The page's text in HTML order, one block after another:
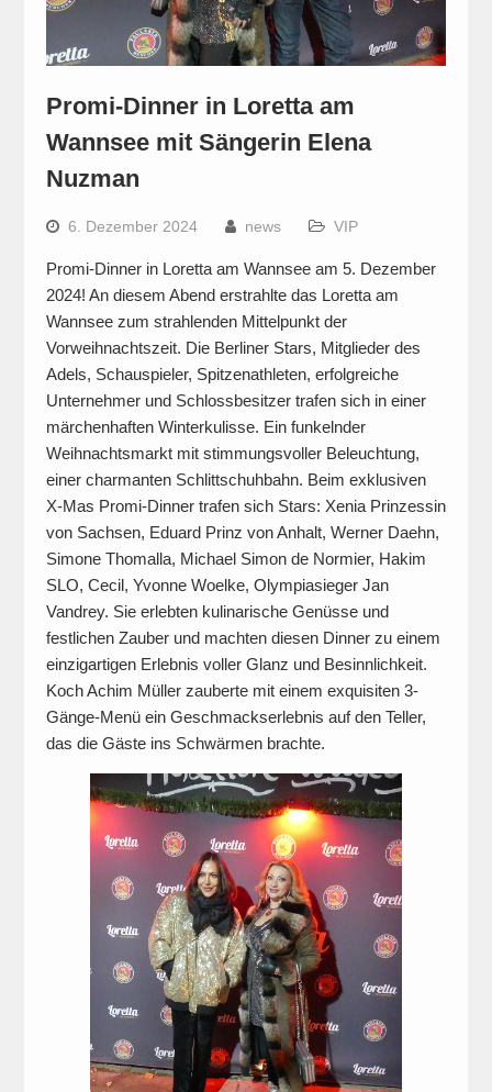
Promi-Dinner in Loretta am
Wannsee mit Sängerin Elena
Nuzman
6. Dezember 2024 news VIP
Promi-Dinner in Loretta am Wannsee am 5. Dezember
2024! An diesem Abend erstrahlte das Loretta am
Wannsee zum strahlenden Mittelpunkt der
Vorweihnachtszeit. Die Berliner Stars, Mitglieder des
Adels, Schauspieler, Spitzenathleten, erfolgreiche
Unternehmer und Schlossbesitzer trafen sich in einer
märchenhaften Winterkulisse. Ein funkelnder
Weihnachtsmarkt mit stimmungsvoller Beleuchtung,
einer charmanten Schlittschuhbahn. Beim exklusiven
X-Mas Promi-Dinner trafen sich Stars: Xenia Prinzessin
von Sachsen, Eduard Prinz von Anhalt, Werner Daehn,
Simone Thomalla, Michael Simon de Normier, Hakim
SLO, Cecil, Yvonne Woelke, Olympiasieger Jan
Vandrey. Sie erlebten kulinarische Genüsse und
festlichen Zauber und machten diesen Dinner zu einem
einzigartigen Erlebnis voller Glanz und Besinnlichkeit.
Koch Achim Müller zauberte mit einem exquisiten 3-
Gänge-Menü ein Geschmackserlebnis auf den Teller,
das die Gäste ins Schwärmen brachte.